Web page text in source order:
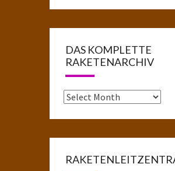
DAS KOMPLETTE
RAKETENARCHIV
Das